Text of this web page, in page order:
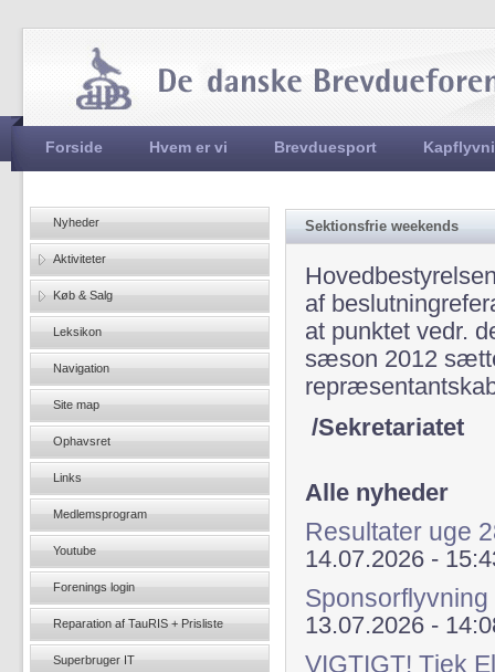
Hovedmenu
Forside Hvem er vi Brevduesport
Sektionsfrie weekends
af
at punktet vedr.
sæson 2012
/Sekretariatet
Alle nyheder
Resultater uge
14.07.2026 -
13.07.2026 -
VIGTIGT! Tjek
Nyheder
Aktiviteter
Køb & Salg
Leksikon
Navigation
Site map
Ophavsret
Links
Medlemsprogram
Youtube
Forenings login
Reparation af TauRIS + Prisliste
Superbruger IT